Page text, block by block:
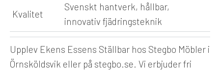
Kvalitet
Svenskt hantverk, hållbar,
innovativ fjädringsteknik
Upplev Ekens Essens Ställbar hos Stegbo Möbler i
Örnsköldsvik eller på stegbo.se. Vi erbjuder fri